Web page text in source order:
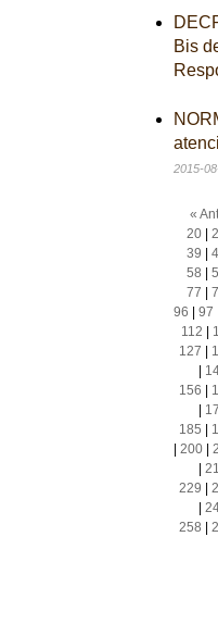
Bis
2015-
«
20|
39
58
77
96
97
112
127
156
185
200|
229
258